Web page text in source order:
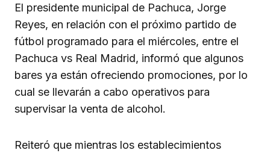
El presidente municipal de Pachuca, Jorge
Reyes, en relación con el próximo partido de
fútbol programado para el miércoles, entre el
Pachuca vs Real Madrid, informó que algunos
bares ya están ofreciendo promociones, por lo
cual se llevarán a cabo operativos para
supervisar la venta de alcohol.
Reiteró que mientras los establecimientos